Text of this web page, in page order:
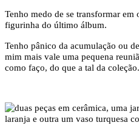
Tenho medo de se transformar em
figurinha do último álbum.
Tenho pânico da acumulação ou
mim mais vale uma pequena
como faço, do que a tal da coleção.